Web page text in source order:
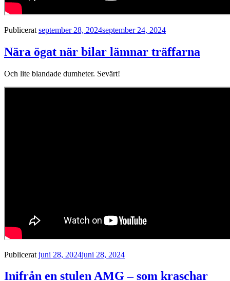
Publicerat september 28, 2024september 24, 2024
Nära ögat när bilar lämnar träffarna
Och lite blandade dumheter. Sevärt!
Publicerat juni 28, 2024juni 28, 2024
Inifrån en stulen AMG – som kraschar